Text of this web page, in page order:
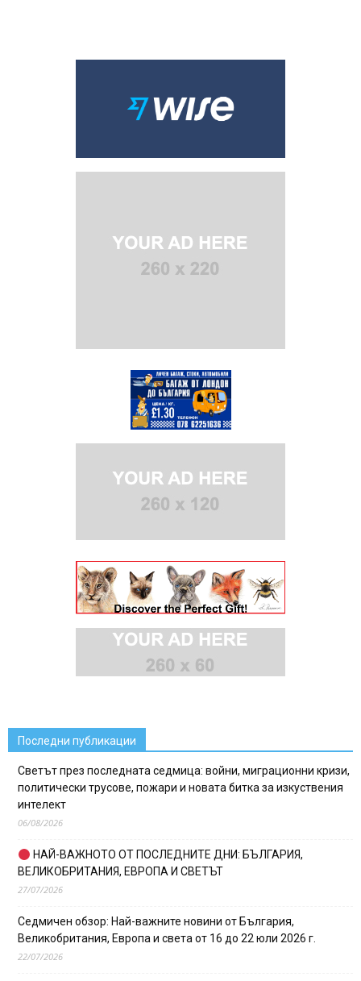
Последни публикации
Светът през последната седмица: войни, миграционни кризи,
политически трусове, пожари и новата битка за изкуствения
интелект
06/08/2026
НАЙ-ВАЖНОТО ОТ ПОСЛЕДНИТЕ ДНИ: БЪЛГАРИЯ,
ВЕЛИКОБРИТАНИЯ, ЕВРОПА И СВЕТЪТ
27/07/2026
Седмичен обзор: Най-важните новини от България,
Великобритания, Европа и света от 16 до 22 юли 2026 г.
22/07/2026